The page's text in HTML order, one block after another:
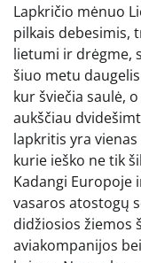
Lapkričio mėnuo
pilkais debesimis,
lietumi ir drėgme,
šiuo metu
kur šviečia saulė,
aukščiau
lapkritis yra
kurie ieško ne tik
Kadangi
vasaros atostogų
didžiosios žiemos
aviakompanijos